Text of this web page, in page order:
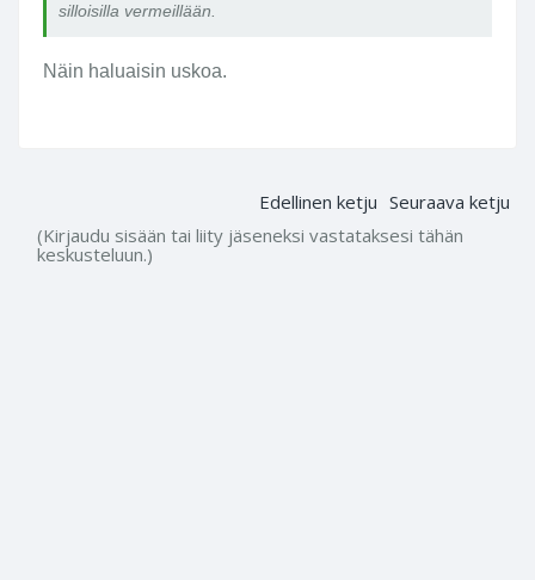
silloisilla vermeillään.
Näin haluaisin uskoa.
Edellinen ketju Seuraava ketju
(Kirjaudu sisään tai liity jäseneksi vastataksesi tähän
keskusteluun.)